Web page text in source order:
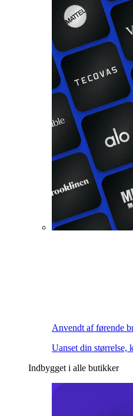
Anvendt af førende
Uanset din størrelse,
Indbygget i alle butikker